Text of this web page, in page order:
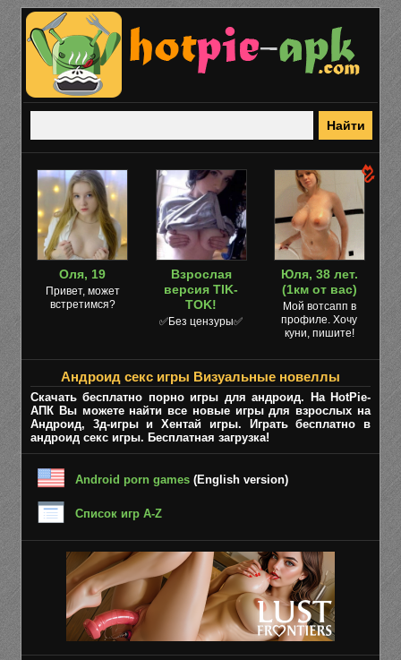
Оля, 19
Привет, может
встретимся?
Взрослая
версия TIK-
TOK!
✅Без цензуры✅
Юля, 38 лет.
(1км от вас)
Мой вотсапп в
профиле. Хочу
куни, пишите!
Андроид секс игры Визуальные новеллы
Скачать бесплатно порно игры для андроид. На HotPie-
АПК Вы можете найти все новые игры для взрослых на
Андроид, 3д-игры и Хентай игры. Играть бесплатно в
андроид секс игры. Бесплатная загрузка!
Android porn games (English version)
Список игр A-Z